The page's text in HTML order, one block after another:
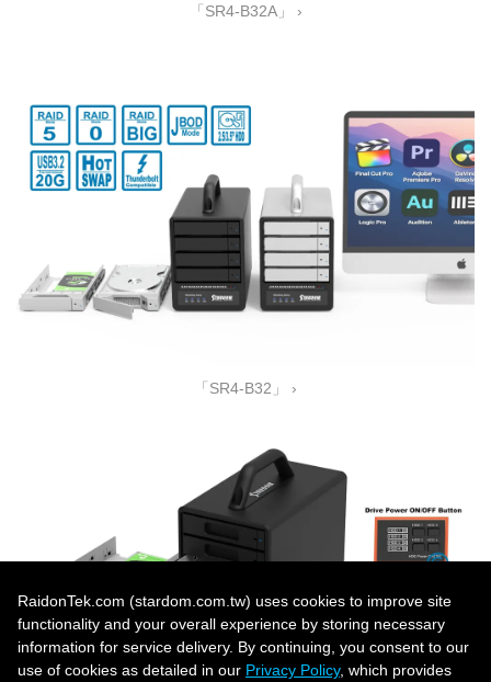
「SR4-B32A」 ›
「SR4-B32」 ›
RaidonTek.com (stardom.com.tw) uses cookies to improve site
functionality and your overall experience by storing necessary
information for service delivery. By continuing, you consent to our
use of cookies as detailed in our Privacy Policy, which provides